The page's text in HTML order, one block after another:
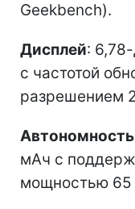
Geekbench).
Дисплей:
с частотой
разрешением
Автономность
мАч с
мощностью 65